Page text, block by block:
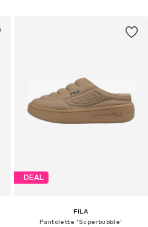
DEAL
FILA
Pantolette 'Superbubble'